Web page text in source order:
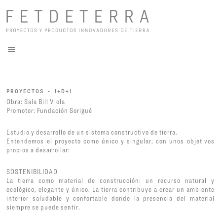
PROYECTOS - I+D+I
Obra: Sala Bill Viola
Promotor: Fundación Sorigué
Estudio y desarrollo de un sistema constructivo de tierra.
Entendemos el proyecto como único y singular, con unos objetivos
propios a desarrollar:
SOSTENIBILIDAD
La tierra como material de construcción: un recurso natural y
ecológico, elegante y único. La tierra contribuye a crear un ambiente
interior saludable y confortable donde la presencia del material
siempre se puede sentir.